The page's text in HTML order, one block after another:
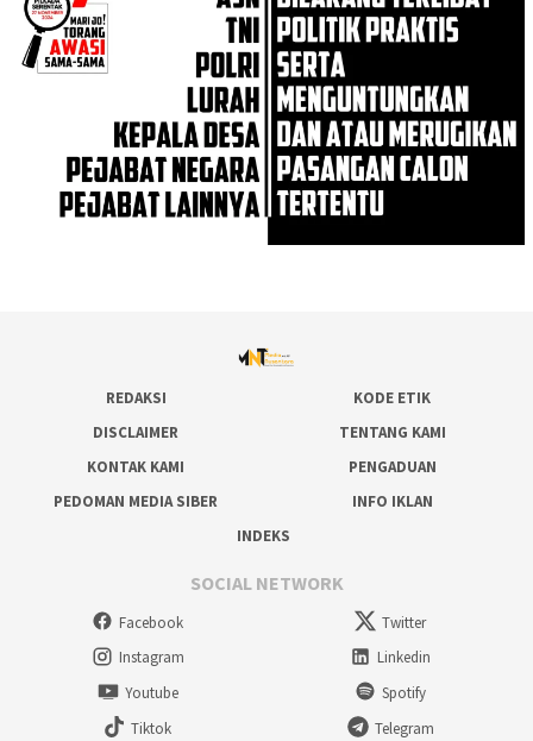
REDAKSI
KODE ETIK
DISCLAIMER
TENTANG KAMI
KONTAK KAMI
PENGADUAN
PEDOMAN MEDIA SIBER
INFO IKLAN
INDEKS
SOCIAL NETWORK
Facebook
Twitter
Instagram
Linkedin
Youtube
Spotify
Tiktok
Telegram